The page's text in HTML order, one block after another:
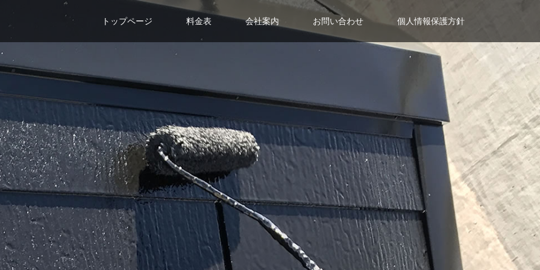
トップページ 料金表 会社案内 お問い合わせ 個人情報保護方針